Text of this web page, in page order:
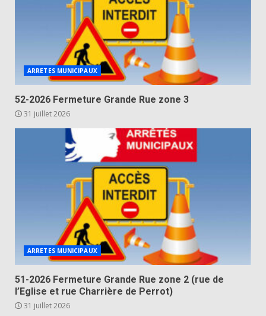
ARRETES MUNICIPAUX
52-2026 Fermeture Grande Rue zone 3
31 juillet 2026
ARRETES MUNICIPAUX
51-2026 Fermeture Grande Rue zone 2 (rue de
l’Eglise et rue Charrière de Perrot)
31 juillet 2026